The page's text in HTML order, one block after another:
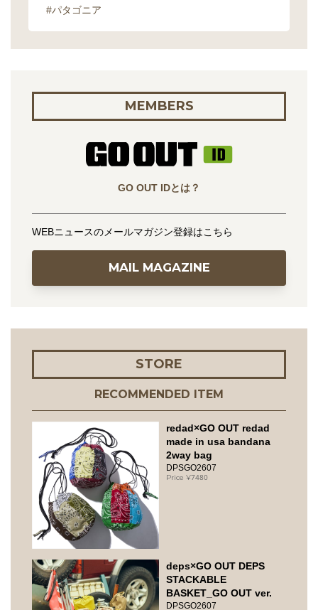
#パタゴニア
MEMBERS
GO OUT IDとは？
WEBニュースのメールマガジン登録はこちら
MAIL MAGAZINE
STORE
RECOMMENDED ITEM
redad×GO OUT redad
made in usa bandana
2way bag
DPSGO2607
7480
deps×GO OUT DEPS
STACKABLE
BASKET_GO OUT ver.
DPSGO2607